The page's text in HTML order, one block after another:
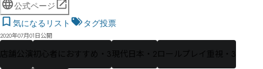
公式ページ
気になるリスト
タグ投票
2020年07月01日公開
店舗公演初心者におすすめ・3 現代日本・2ロールプレイ重視・3